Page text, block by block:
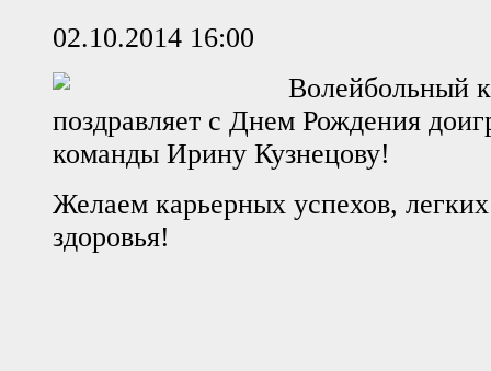
02.10.2014 16:00
Волейбольный
поздравляет с Днем Рождения
команды Ирину Кузнецову!
Желаем карьерных успехов,
здоровья!